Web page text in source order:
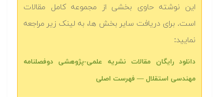
این نوشته حاوی بخشی از مجموعه کامل مقالات
است. برای دریافت سایر بخش ها، به لینک زیر مراجعه
نمایید:
دانلود رایگان مقالات نشریه علمی-پژوهشی دوفصلنامه
مهندسی استقلال — فهرست اصلی